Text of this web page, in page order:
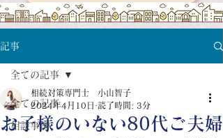
記事
全ての記事
相談事例
全ての記事
お子様のいない80代ご夫婦
相続対策専門士 小山智子
2024年4月10日 読了時間: 3分